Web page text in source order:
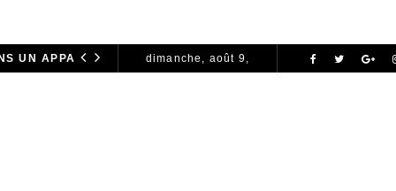
INVESTIR DANS UN APPARTEMENT À TANGER : OPPORTUNITÉS ET POINTS ESSENTIELS À CONNAÎTRE MARKETINGdimanche, août 9,